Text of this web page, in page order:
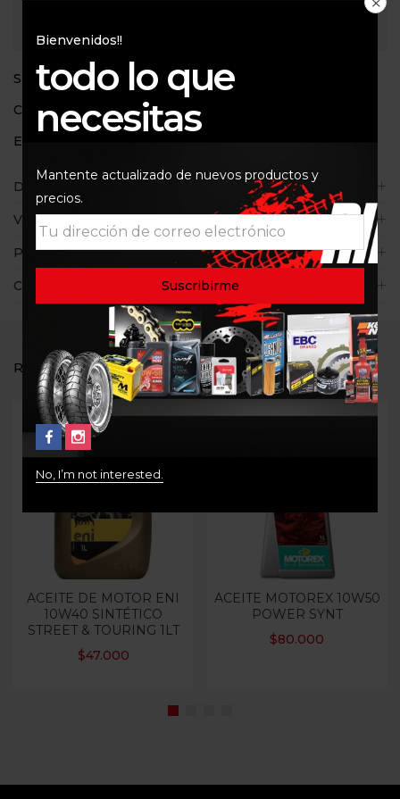
SKU:8305115
Categoría: Aceites de motor
Etiquetas:
Descripción
Valoraciones (0)
Políticas de la tienda
Consultas
RELATED PRODUCTS
ACEITE DE MOTOR ENI
10W40 SINTÉTICO
STREET & TOURING 1LT
$47.000
ACEITE MOTOREX 10W50
POWER SYNT
$80.000
Bienvenidos!!
todo lo que
necesitas
Mantente actualizado de nuevos productos y
precios.
No, I’m not interested.